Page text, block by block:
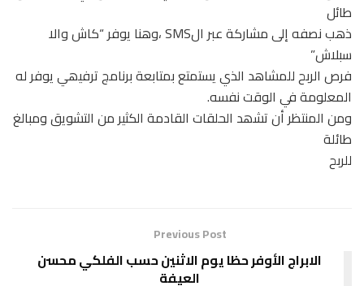
طائل
ذھب نصفه إلى مشاركة عبر الSMS ،وھنا یوفر “كاش والا
سبلاش”
فرص الربح للمشاھد الذي یستمتع بمتابعة برنامج ترفیھي یوفر له
المعلومة في الوقت نفسه.
ومن المنتظر أن تشھد الحلقات القادمة الكثیر من التشویق ومبالغ
طائلة
للربح
Previous Post
الابراج الأوفر حظا يوم الاثنين حسب الفلكي محسن
العيفة